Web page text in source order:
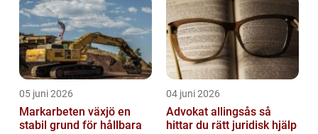
05 juni 2026
Markarbeten växjö en
stabil grund för hållbara
04 juni 2026
Advokat allingsås så
hittar du rätt juridisk hjälp